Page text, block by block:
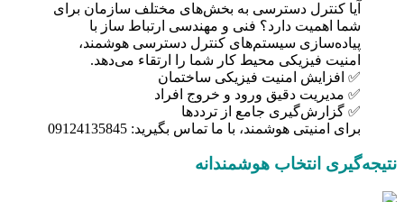
آیا کنترل دسترسی به بخش‌های مختلف سازمان برای
شما اهمیت دارد؟ فنی و مهندسی ارتباط ساز با
پیاده‌سازی سیستم‌های کنترل دسترسی هوشمند،
امنیت فیزیکی محیط کار شما را ارتقاء می‌دهد.
✅ افزایش امنیت فیزیکی ساختمان
✅ مدیریت دقیق ورود و خروج افراد
✅ گزارش‌گیری جامع از ترددها
برای امنیتی هوشمند، با ما تماس بگیرید: 09124135845
نتیجه‌گیری انتخاب هوشمندانه